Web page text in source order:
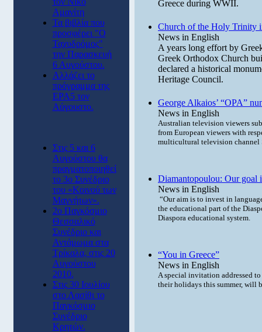
Αμανίτη
Τα βιβλία που
προσφέρει "Ο
Ταχυδρόμος"
την Παρασκευή
6 Αυγούστου.
Αλλάζει το
πρόγραμμα της
ΕΡΑ5 τον
Αύγουστο.
Στις 5 και 6
Αυγούστου θα
πραγματοποιηθεί
το 3ο Συνέδριο
του «Κοινού των
Μαγνήτων».
2ο Παγκόσμιο
Θεσσαλικό
Συνέδριο και
Αντάμωμα στα
Τρίκαλα, στις 20
Αυγούστου
2010.
Στις 30 Ιουλίου
στο Λασίθι το
Παγκόσμιο
Συνέδριο
Κρητών.
Greece during WWII.
Church of the Holy Trinity
News in English
A years long effort by
Greek Orthodox Church
declared a historical
Heritage Council.
George Alkaios’ “OPA”
News in English
Australian television viewers
from European viewers with
multicultural television channel
Diamantopoulou: Our goal
News in English
“Our aim is to invest in
the educational part of the
Diaspora educational system.
“You in Greece”
News in English
A special invitation addressed
their holidays this summer, will